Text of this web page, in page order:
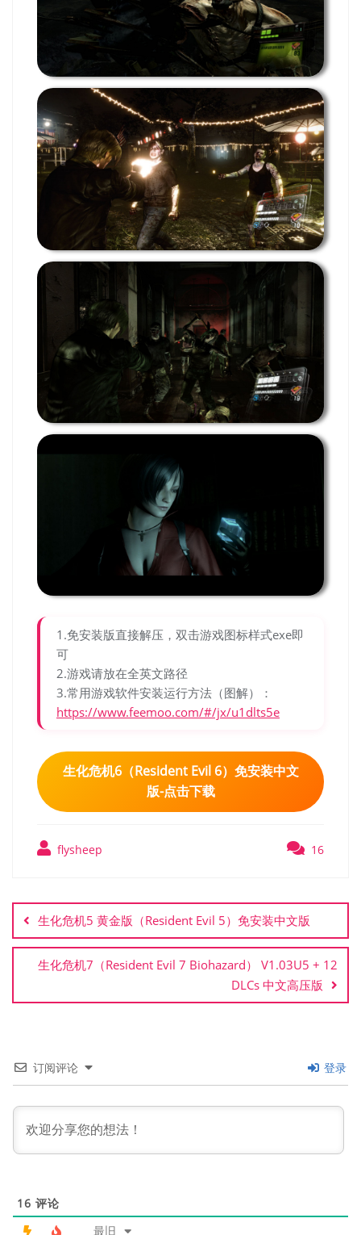
1.免安装版直接解压，双击游戏图标样式exe即
可
2.游戏请放在全英文路径
3.常用游戏软件安装运行方法（图解）：
https://www.feemoo.com/#/jx/u1dlts5e
生化危机6（Resident Evil 6）免安装中文
版-点击下载
flysheep 16
章
导
航
生化危机5 黄金版（Resident Evil 5）免安装中文版
生化危机7（Resident Evil 7 Biohazard） V1.03U5 + 12
DLCs 中文高压版
订阅评论 登录
16 评论
最旧